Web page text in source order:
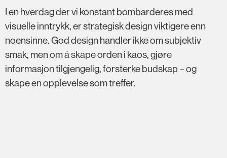
I en hverdag der vi konstant bombarderes med
visuelle inntrykk, er strategisk design viktigere enn
noensinne. God design handler ikke om subjektiv
smak, men om å skape orden i kaos, gjøre
informasjon tilgjengelig, forsterke budskap – og
skape en opplevelse som treffer.